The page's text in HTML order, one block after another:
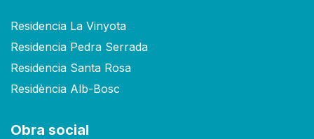
Residencia La Vinyota
Residencia Pedra Serrada
Residencia Santa Rosa
Residència Alb-Bosc
Obra social